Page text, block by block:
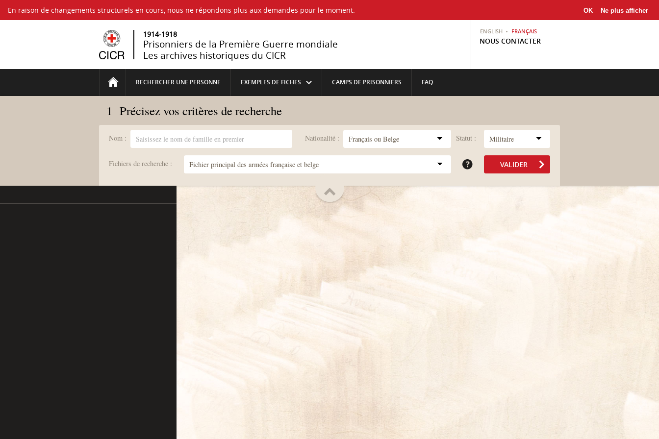
En raison de changements structurels en cours, nous ne répondons plus aux demandes pour le moment. OK Ne plus afficher
1914-1918
Prisonniers de la Première Guerre mondiale
Les archives historiques du CICR
ENGLISH FRANÇAIS
NOUS CONTACTER
RECHERCHER UNE PERSONNE EXEMPLES DE FICHES CAMPS DE PRISONNIERS FAQ
1 Précisez vos critères de recherche
Statut :
Nationalité :
Nom :
Fichiers de recherche :